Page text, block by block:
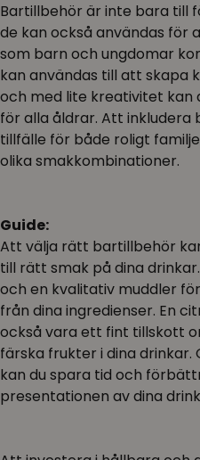
Bartillbehör är inte bara till
de kan också användas för
som barn och ungdomar
kan användas till att skapa
och med lite kreativitet kan
för alla åldrar. Att inkludera
tillfälle för både roligt
olika smakkombinationer.
Guide:
Att välja rätt bartillbehör
till rätt smak på dina
och en kvalitativ muddler
från dina ingredienser. En
också vara ett fint tillskott
färska frukter i dina
kan du spara tid och
presentationen av dina